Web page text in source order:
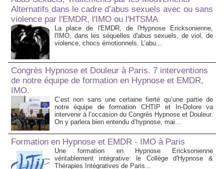
Alternatifs dans le cadre d’abus sexuels avec ou sans
violence par l'EMDR, l'IMO ou l'HTSMA
La place de l'EMDR, de l'Hypnose Ericksonienne,
l'IMO, dans les séquelles d'abus sexuels, de viol, de
violence, chocs émotionnels. L’abu...
Congrès Hypnose et Douleur à Paris. 7 interventions
de notre équipe de formation en Hypnose et EMDR,
IMO.
C’est non sans une certaine fierté qu’une partie de
notre équipe de formation CHTIP et In-Dolore va
intervenir à l’occasion du Congrès Hypnose et Douleur.
On y parlera bien entendu d’hypnose, mai...
Formation en Hypnose et EMDR - IMO à Paris
Une formation en Hypnose Ericksonienne
véritablement intégrative: le Collège d'Hypnose &
Thérapies Intégratives de Paris...